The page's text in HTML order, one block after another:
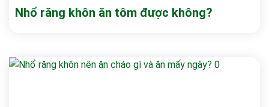
Nhổ răng khôn ăn tôm được không?